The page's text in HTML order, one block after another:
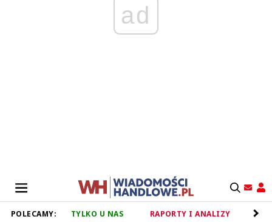
ad
POLECAMY: TYLKO U NAS RAPORTY I ANALIZY